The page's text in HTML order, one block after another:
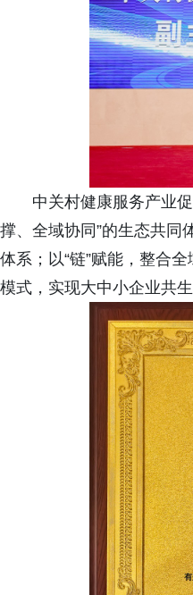
中关村健康服务产业
撑、全域协同”的生态共同
体系；以“链”赋能，整合
模式，实现大中小企业共生